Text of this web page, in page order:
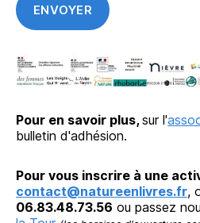
Pour en savoir plus, sur l'
bulletin d'adhésion.
Pour vous inscrire à une
contact@natureenlivres.fr,
06.83.48.73.56 ou passez